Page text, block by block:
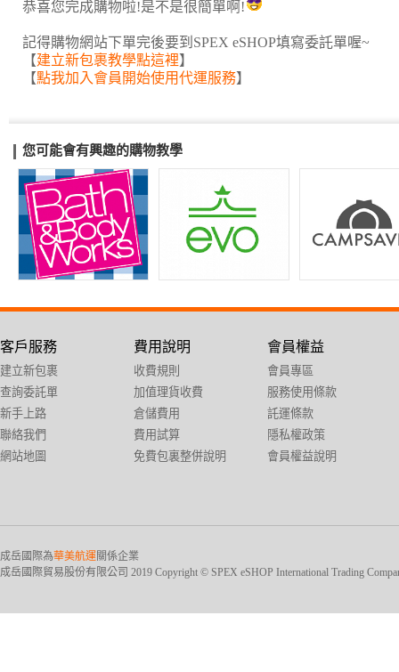
恭喜您完成購物啦!是不是很簡單啊!
記得購物網站下單完後要到SPEX eSHOP填寫委託單喔~
【建立新包裹教學點這裡】
【點我加入會員開始使用代運服務】
您可能會有興趣的購物教學
客戶服務
建立新包裹
查詢委託單
新手上路
聯絡我們
網站地圖
費用說明
收費規則
加值理貨收費
倉儲費用
費用試算
免費包裏整併說明
會員權益
會員專區
服務使用條款
託運條款
隱私權政策
會員權益說明
成岳國際為華美航運關係企業
成岳國際貿易股份有限公司 2019 Copyright © SPEX eSHOP International Trading